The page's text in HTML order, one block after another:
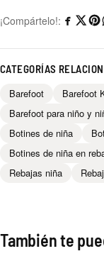
¡Compártelo!:
CATEGORÍAS
Barefoot Barefoot
Barefoot para niño y
Botines de niña
Botines de niña en
Rebajas niña
También te